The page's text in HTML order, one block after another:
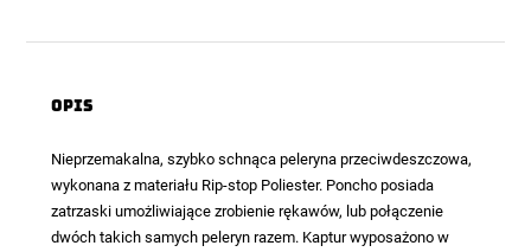
Opis
Nieprzemakalna, szybko schnąca peleryna przeciwdeszczowa,
wykonana z materiału Rip-stop Poliester. Ponchoposiada
zatrzaski umożliwiające zrobienie rękawów, lub połączenie
dwóch takich samych peleryn razem. Kaptur wyposażono w